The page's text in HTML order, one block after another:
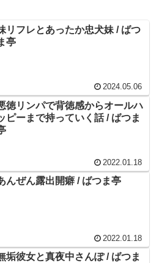
リフレとあったか忠犬妹 / ばつ
亭
2024.05.06
徳リンパで背徳感からオールハ
ピーまで持っていく話 / ばつま
2022.01.18
んぜん露出開癖 / ばつま亭
2022.01.18
垢彼女と真夜中さんぽ / ばつま